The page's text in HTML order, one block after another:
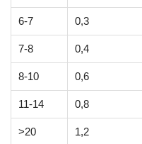
6-7 0,3
7-8 0,4
8-10 0,6
11-14 0,8
>20 1,2